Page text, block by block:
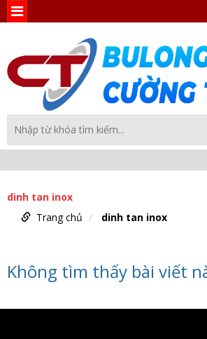
dinh tan inox
Trang chủ
dinh tan inox
Không tìm thấy bài viết